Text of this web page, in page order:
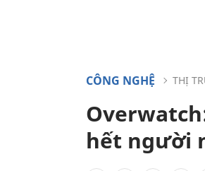
CÔNG NGHỆ THỊ
hết người